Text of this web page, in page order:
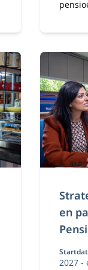
te
Wtp-
en
2027 -